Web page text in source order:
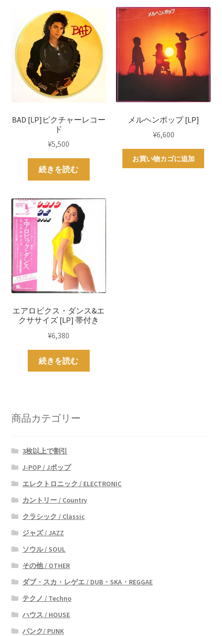
BAD [LP]ピクチャーレコー
ド
¥5,500
続きを読む
メルヘンポップ [LP]
¥6,600
お買い物カゴに追加
エアロビクス・ダンス&エ
クササイズ [LP] 帯付き
¥6,380
続きを読む
商品カテゴリー
3枚以上で割引
J-POP / Jポップ
エレクトロニック / ELECTRONIC
カントリー / Country
クラシック / Classic
ジャズ / JAZZ
ソウル / SOUL
その他 / OTHER
ダブ・スカ・レゲエ / DUB・SKA・REGGAE
テクノ / Techno
ハウス / HOUSE
パンク/ PUNK